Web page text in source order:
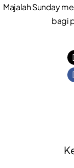
Majalah Sunday
bagi